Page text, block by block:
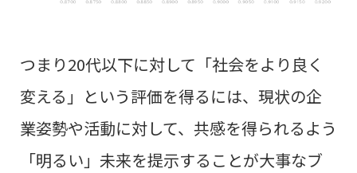
つまり20代以下に対して「社会をより良く
変える」という評価を得るには、現状の企
業姿勢や活動に対して、共感を得られるよう
「明るい」未来を提示することが大事なブ